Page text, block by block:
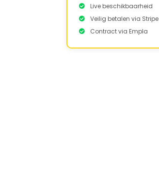
Live beschikbaarheid
Veilig betalen via Stripe
Contract via Empla